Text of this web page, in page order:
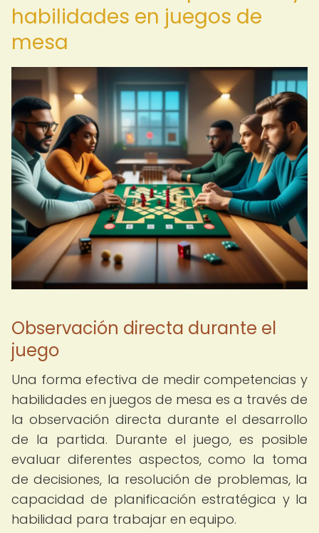
habilidades en juegos de
mesa
Observación directa durante el
juego
Una forma efectiva de medir competencias y
habilidades en juegos de mesa es a través de
la observación directa durante el desarrollo
de la partida. Durante el juego, es posible
evaluar diferentes aspectos, como la toma
de decisiones, la resolución de problemas, la
capacidad de planificación estratégica y la
habilidad para trabajar en equipo.